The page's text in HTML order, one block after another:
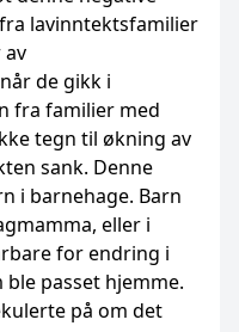
lavinntektsfamilier
av
de gikk i
fra familier med
tegn til økning av
sank. Denne
i barnehage. Barn
eller i
for endring i
passet hjemme.
på om det